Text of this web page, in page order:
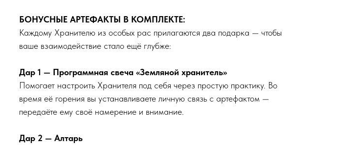
БОНУСНЫЕ АРТЕФАКТЫ В КОМПЛЕКТЕ:
Каждому Хранителю из особых рас прилагаются два подарка — чтобы
ваше взаимодействие стало ещё глубже:
Дар 1 — Программная свеча «Земляной хранитель»
Помогает настроить Хранителя под себя через простую практику. Во
время её горения вы устанавливаете личную связь с артефактом —
передаёте ему своё намерение и внимание.
Дар 2 — Алтарь